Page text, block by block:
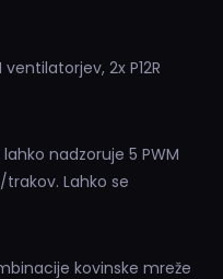
2x P12R
nadzoruje 5 PWM
Lahko se
kovinske mreže